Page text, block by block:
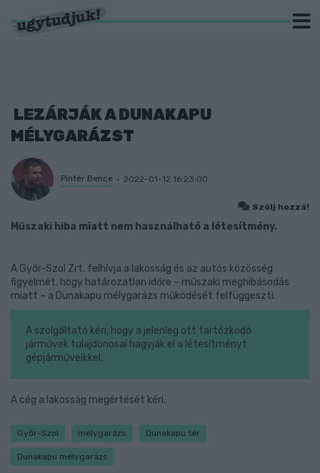
LEZÁRJÁK A DUNAKAPU
MÉLYGARÁZST
Pintér Bence 2022-01-12 16:23:00
Szólj hozzá!
Műszaki hiba miatt nem használható a létesítmény.
A Győr-Szol Zrt. felhívja a lakosság és az autós közösség
figyelmét, hogy határozatlan időre – műszaki meghibásodás
miatt – a Dunakapu mélygarázs működését felfüggeszti.
A szolgáltató kéri, hogy a jelenleg ott tartózkodó
járművek tulajdonosai hagyják el a létesítményt
gépjárműveikkel.
A cég a lakosság megértését kéri.
Győr-Szol mélygarázs Dunakapu tér
Dunakapu mélygarázs